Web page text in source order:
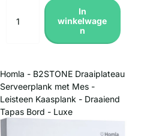
In
winkelwage
n
Homla - B2STONE Draaiplateau
Serveerplank met Mes -
Leisteen Kaasplank - Draaiend
Tapas Bord - Luxe